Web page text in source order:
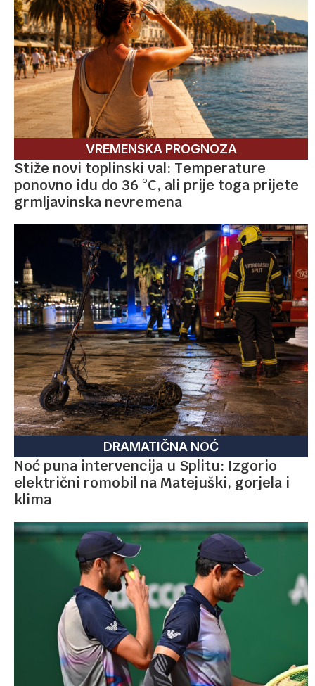
VREMENSKA PROGNOZA
Stiže novi toplinski val: Temperature
ponovno idu do 36 °C, ali prije toga prijete
grmljavinska nevremena
DRAMATIČNA NOĆ
Noć puna intervencija u Splitu: Izgorio
električni romobil na Matejuški, gorjela i
klima